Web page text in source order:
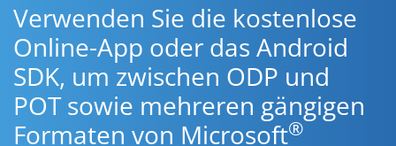
Verwenden Sie die kostenlose
Online-App oder das Android
SDK, um zwischen ODP und
POT sowie mehreren gängigen
Formaten von Microsoft®